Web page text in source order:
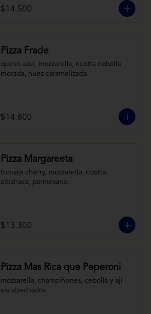
$14.500
Pizza Frade
queso azul, mozzarella, ricotta cebolla
morada, nuez caramelizada.
$14.800
Pizza Margareeta
tomate cherry, mozzarella, ricotta,
albahaca, parmesano.
$13.300
Pizza Mas Rica que Peperoni
mozzarella, champiñones, cebolla y ají
escabechados.